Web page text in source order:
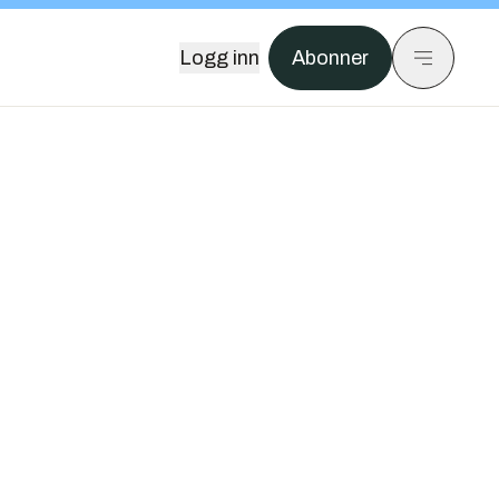
Logg inn Abonner